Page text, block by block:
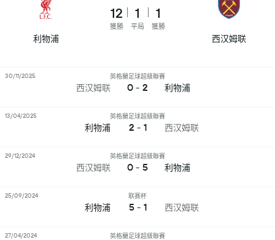
利物浦
12
獲勝
1
平局
1
獲勝
西汉姆联
西汉姆联
英格蘭足球超級聯賽
0 - 2 利物浦
30/11/2025
利物浦
英格蘭足球超級聯賽
2 - 1 西汉姆联
13/04/2025
西汉姆联
英格蘭足球超級聯賽
0 - 5 利物浦
29/12/2024
利物浦
联赛杯
5 - 1 西汉姆联
25/09/2024
英格蘭足球超級聯賽
27/04/2024